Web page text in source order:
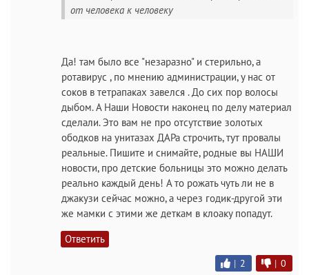
от человека к человеку
Да! там было все "незаразно" и стерильно, а
ротавирус , по мнению администрации, у нас от
соков в тетрапаках завелся . До сих пор волосы
дыбом. А Наши Новости наконец по делу материал
сделали. Это вам не про отсутствие золотых
ободков на унитазах ДАРа строчить, тут провалы
реальные. Пишите и снимайте, родные вы НАШИ
новости, про детские больницы это можно делать
реально каждый день! А то рожать чуть ли не в
джакузи сейчас можно, а через годик-другой эти
же мамки с этими же деткам в клоаку попадут.
Ответить
| 2 | 0